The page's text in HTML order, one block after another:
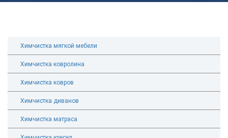
Химчистка мягкой мебели
Химчистка ковролина
Химчистка ковров
Химчистка диванов
Химчистка матраса